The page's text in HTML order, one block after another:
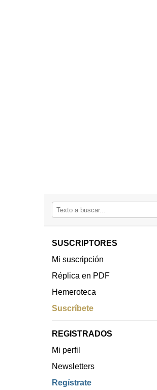
SUSCRIPTORES
Mi suscripción
Réplica en PDF
Hemeroteca
Suscríbete
REGISTRADOS
Mi perfil
Newsletters
Regístrate